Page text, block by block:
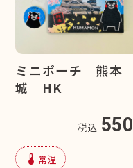
ミニポーチ 熊本
城 HK
税込 550
device_thermostat 常温